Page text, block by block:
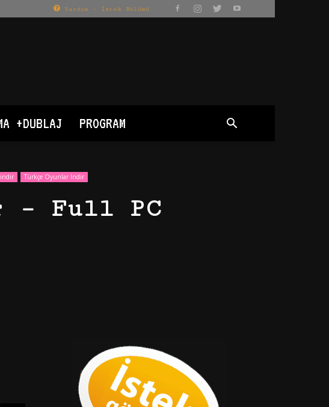
Yardım – İstek Bölümü
+DUBLAJ PROGRAM
Türkçe Oyunlar İndir
– Full PC